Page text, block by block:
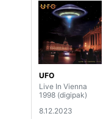
UFO
Live In Vienna
1998 (digipak)
8.12.2023